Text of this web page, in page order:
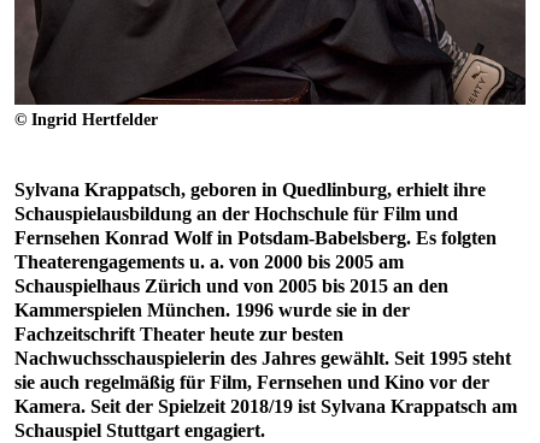
© Ingrid Hertfelder
Sylvana Krappatsch, geboren in Quedlinburg, erhielt ihre
Schauspielausbildung an der Hochschule für Film und
Fernsehen Konrad Wolf in Potsdam-Babelsberg. Es folgten
Theaterengagements u. a. von 2000 bis 2005 am
Schauspielhaus Zürich und von 2005 bis 2015 an den
Kammerspielen München. 1996 wurde sie in der
Fachzeitschrift Theater heute zur besten
Nachwuchsschauspielerin des Jahres gewählt. Seit 1995 steht
sie auch regelmäßig für Film, Fernsehen und Kino vor der
Kamera. Seit der Spielzeit 2018/19 ist Sylvana Krappatsch am
Schauspiel Stuttgart engagiert.